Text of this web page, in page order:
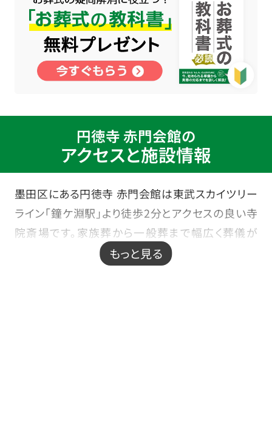
円徳寺 赤門会館の
アクセスと施設情報
墨田区にある円徳寺 赤門会館は東武スカイツリー
ライン「鐘ケ淵駅」より徒歩2分とアクセスの良い寺
院斎場です。家族葬から一般葬まで幅広く葬儀が
取り行えます。こちらの式場には火葬場を併設して
おりませんが、近隣の火葬施設をご案内し、移動や
もっと見る